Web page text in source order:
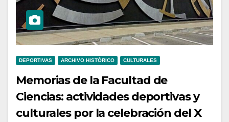
DEPORTIVAS ARCHIVO HISTÓRICO CULTURALES
Memorias de la Facultad de
Ciencias: actividades deportivas y
culturales por la celebración del X